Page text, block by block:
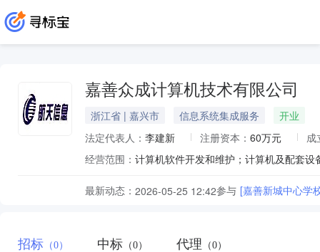
嘉善众成计算机技术有限公司
浙江省 | 嘉兴市 信息系统集成服务
开业
法定代表人： 李建新 注册资本： 60万元
成
经营范围： 计算机软件开发和维护；计算机及配套
最新动态： 2026-05-25 12:42参与 [嘉善新城中心学
招标 （0） 中标 （0） 代理 （0）